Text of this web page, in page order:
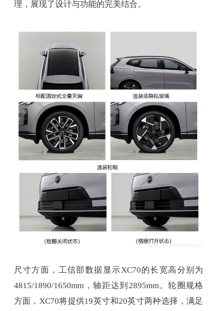
理，展现了设计与功能的完美结合。
尺寸方面，工信部数据显示XC70的长宽高分别为
4815/1890/1650mm，轴距达到2895mm。轮圈规格
方面，XC70将提供19英寸和20英寸两种选择，满足